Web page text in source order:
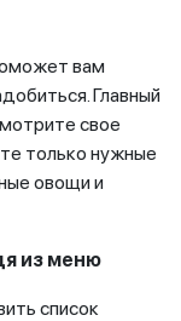
вам
Главный
свое
только нужные
овощи и
из меню
список